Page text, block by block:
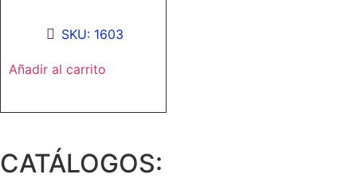
SKU: 1603
Añadir al carrito
CATÁLOGOS: